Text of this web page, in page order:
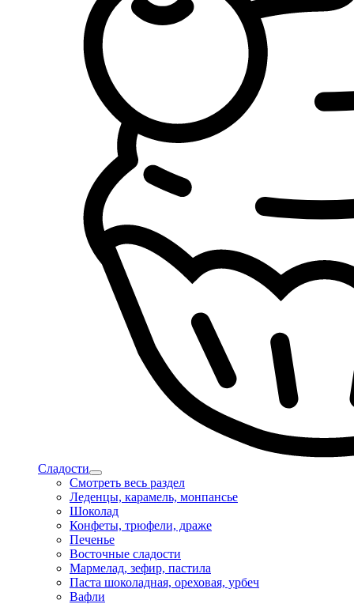
Сладости
Смотреть весь раздел
Леденцы, карамель, монпансье
Шоколад
Конфеты, трюфели, драже
Печенье
Восточные сладости
Мармелад, зефир, пастила
Паста шоколадная, ореховая, урбеч
Вафли